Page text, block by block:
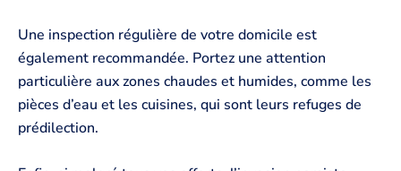
Une inspection régulière de votre domicile est
également recommandée. Portez une attention
particulière aux zones chaudes et humides, comme les
pièces d’eau et les cuisines, qui sont leurs refuges de
prédilection.